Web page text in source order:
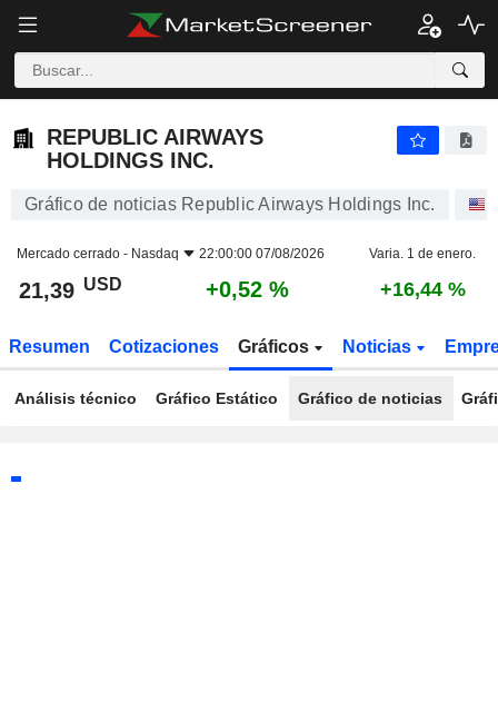
REPUBLIC AIRWAYS
HOLDINGS INC.
Gráfico de noticias Republic Airways Holdings Inc.
Mercado cerrado - Nasdaq 22:00:00 07/08/2026 Varia. 1 de enero.
21,39 USD +0,52 % +16,44 %
Resumen Cotizaciones Gráficos Noticias
Análisis técnico Gráfico Estático Gráfico de noticias